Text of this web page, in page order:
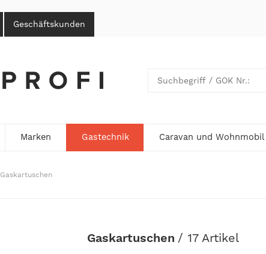
Geschäftskunden
Marken Gastechnik Caravan und Wohnmobil
Gaskartuschen
Gaskartuschen / 17 Artikel